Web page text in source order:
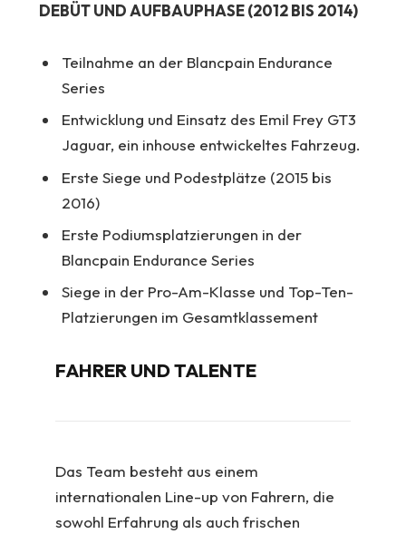
DEBÜT UND AUFBAUPHASE (2012 BIS 2014)
Teilnahme an der Blancpain Endurance
Series
Entwicklung und Einsatz des Emil Frey GT3
Jaguar, ein inhouse entwickeltes Fahrzeug.
Erste Siege und Podestplätze (2015 bis
2016)
Erste Podiumsplatzierungen in der
Blancpain Endurance Series
Siege in der Pro-Am-Klasse und Top-Ten-
Platzierungen im Gesamtklassement
FAHRER UND TALENTE
Das Team besteht aus einem
internationalen Line-up von Fahrern, die
sowohl Erfahrung als auch frischen